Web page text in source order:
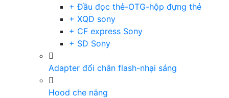
+ Đầu đọc thẻ-OTG-hộp đựng thẻ
+ XQD sony
+ CF express Sony
+ SD Sony
Adapter đổi chân flash-nhại sáng
Hood che nắng